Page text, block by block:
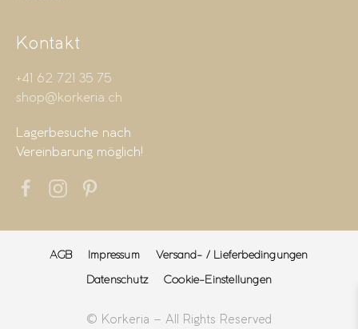
Kontakt
+41 62 721 35 75
shop@korkeria.ch
Lagerbesuche nach
Vereinbarung möglich!
AGB Impressum
Versand- / Lieferbedingungen
Datenschutz
Cookie-Einstellungen
© Korkeria – All Rights Reserved